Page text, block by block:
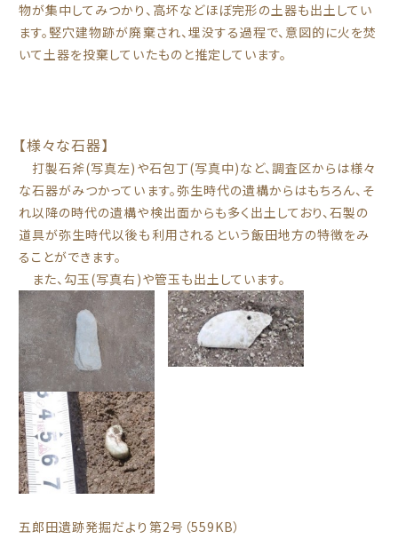
物が集中してみつかり、高坏などほぼ完形の土器も出土してい
ます。竪穴建物跡が廃棄され、埋没する過程で、意図的に火を焚
いて土器を投棄していたものと推定しています。
【様々な石器】
打製石斧(写真左)や石包丁(写真中)など、調査区からは様々
な石器がみつかっています。弥生時代の遺構からはもちろん、そ
れ以降の時代の遺構や検出面からも多く出土しており、石製の
道具が弥生時代以後も利用されるという飯田地方の特徴をみ
ることができます。
また、勾玉(写真右)や管玉も出土しています。
五郎田遺跡発掘だより第2号（559KB）